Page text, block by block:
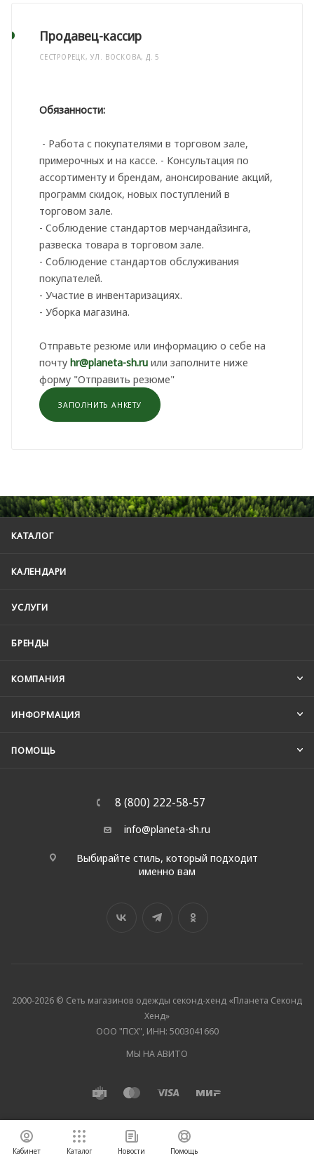
Продавец-кассир
СЕСТРОРЕЦК, УЛ. ВОСКОВА, Д. 5
Обязанности:
- Работа с покупателями в торговом зале,
примерочных и на кассе. - Консультация по
ассортименту и брендам, анонсирование акций,
программ скидок, новых поступлений в
торговом зале.
- Соблюдение стандартов мерчандайзинга,
развеска товара в торговом зале.
- Соблюдение стандартов обслуживания
покупателей.
- Участие в инвентаризациях.
- Уборка магазина.
Отправьте резюме или информацию о себе на
почту hr@planeta-sh.ru или заполните ниже
форму "Отправить резюме"
ЗАПОЛНИТЬ АНКЕТУ
КАТАЛОГ
КАЛЕНДАРИ
УСЛУГИ
БРЕНДЫ
КОМПАНИЯ
ИНФОРМАЦИЯ
ПОМОЩЬ
8 (800) 222-58-57
info@planeta-sh.ru
Выбирайте стиль, который подходит
именно вам
2000-2026 © Сеть магазинов одежды секонд-хенд «Планета Секонд
Хенд»
ООО "ПСХ", ИНН: 5003041660
МЫ НА АВИТО
Кабинет Каталог Новости Помощь